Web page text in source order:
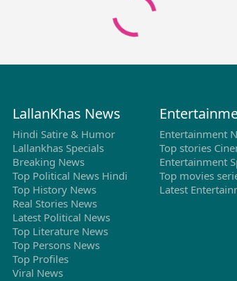
LallanKhas News
Hindi Satire & Humor
Lallankhas Specials
Breaking News
Top Political News Hindi
Top History News
Real Stories News
Latest Political News
Top Literature News
Top Persons News
Top Profiles
Viral News
Entertainment
Top stories
Entertainment
Top movies
Latest